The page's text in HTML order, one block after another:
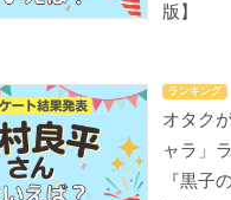
版】
ランキング
オタク
ャラ」
『黒子